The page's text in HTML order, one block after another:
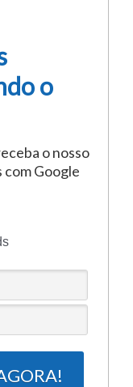
o
o nosso
Google